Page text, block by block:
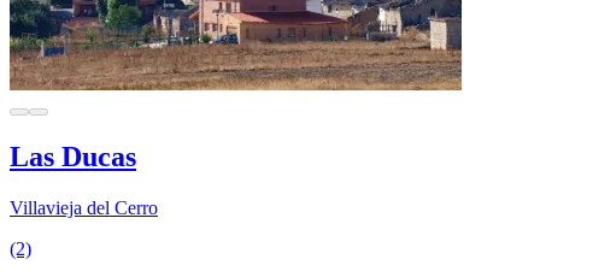
Las Ducas
Villavieja del Cerro
(2)